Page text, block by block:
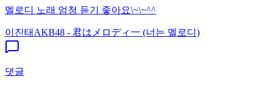
멜로디 노래 엄청 듣기 좋아요\~\~^^
이진태 AKB48 - 君はメロディ一 (너는 멜로디)
댓글